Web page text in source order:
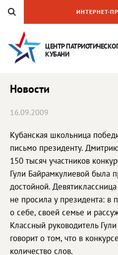
ЦЕНТР
КУБАНИ
ИНТЕРНЕТ-
Новости
16.09.2009
Кубанская школьница
письмо президенту.
150 тысяч участников
Гули Байрамкулиевой была
достойной.
не просила у президента: в
о себе, своей семье и
Классный руководитель
говорит о том, что в
количество слов.